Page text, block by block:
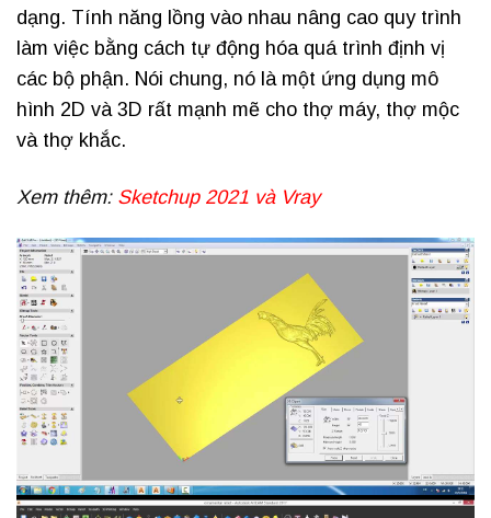
dạng. Tính năng lồng vào nhau nâng cao quy trình
làm việc bằng cách tự động hóa quá trình định vị
các bộ phận. Nói chung, nó là một ứng dụng mô
hình 2D và 3D rất mạnh mẽ cho thợ máy, thợ mộc
và thợ khắc.
Xem thêm: Sketchup 2021 và Vray